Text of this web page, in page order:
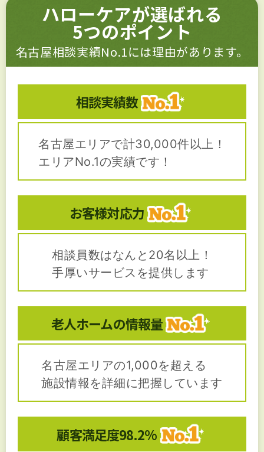
ハローケアが選ばれる
5つのポイント
名古屋相談実績No.1には理由があります。
相談実績数
名古屋エリアで計30,000件以上！
エリアNo.1の実績です！
お客様対応力
相談員数はなんと20名以上！
手厚いサービスを提供します
老人ホームの情報量
名古屋エリアの1,000を超える
施設情報を詳細に把握しています
顧客満足度98.2%